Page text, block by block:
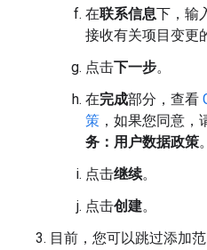
在联系信息下，输
接收有关项目变更
点击下一步。
在完成部分，查看
策 ，如果您同意，
务：用户数据政策。
点击继续。
点击创建。
目前，您可以跳过添加